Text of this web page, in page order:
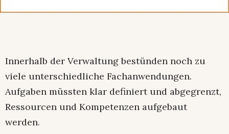
Innerhalb der Verwaltung bestünden noch zu
viele unterschiedliche Fachanwendungen.
Aufgaben müssten klar definiert und abgegrenzt,
Ressourcen und Kompetenzen aufgebaut
werden.